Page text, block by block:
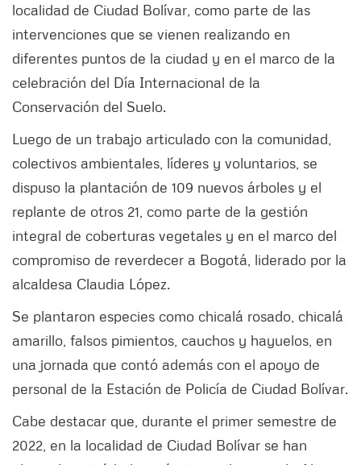
localidad de Ciudad Bolívar, como parte de las
intervenciones que se vienen realizando en
diferentes puntos de la ciudad y en el marco de la
celebración del Día Internacional de la
Conservación del Suelo.
Luego de un trabajo articulado con la comunidad,
colectivos ambientales, líderes y voluntarios, se
dispuso la plantación de 109 nuevos árboles y el
replante de otros 21, como parte de la gestión
integral de coberturas vegetales y en el marco del
compromiso de reverdecer a Bogotá, liderado por la
alcaldesa Claudia López.
Se plantaron especies como chicalá rosado, chicalá
amarillo, falsos pimientos, cauchos y hayuelos, en
una jornada que contó además con el apoyo de
personal de la Estación de Policía de Ciudad Bolívar.
Cabe destacar que, durante el primer semestre de
2022, en la localidad de Ciudad Bolívar se han